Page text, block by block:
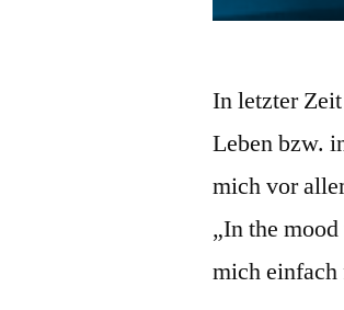
In letzter
Leben bzw.
mich vor
„In the
mich